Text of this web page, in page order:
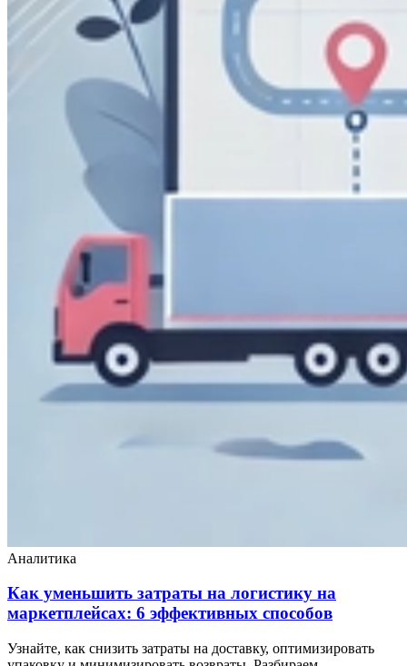
Аналитика
Как уменьшить затраты на логистику на
маркетплейсах: 6 эффективных способов
Узнайте, как снизить затраты на доставку, оптимизировать